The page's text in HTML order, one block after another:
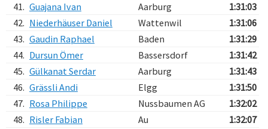
41. Guajana Ivan Aarburg
1:31:03
42. Niederhäuser Daniel Wattenwil
1:31:06
43. Gaudin Raphael Baden
1:31:29
44. Dursun Ömer Bassersdorf
1:31:42
45. Gülkanat Serdar Aarburg
1:31:43
46. Grässli Andi Elgg
1:31:50
47. Rosa Philippe Nussbaumen AG
1:32:02
48. Risler Fabian Au
1:32:07